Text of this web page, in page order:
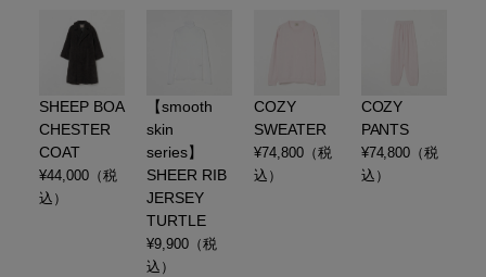
SHEEP BOA
CHESTER
COAT
¥44,000（税
込）
【smooth
skin
series】
SHEER RIB
JERSEY
TURTLE
¥9,900（税
込）
COZY
SWEATER
¥74,800（税
込）
COZY
PANTS
¥74,800 （税
込）